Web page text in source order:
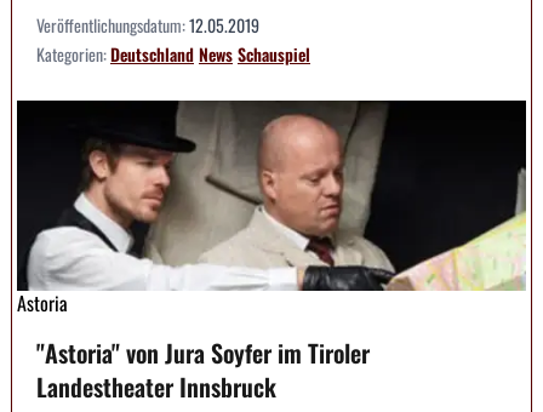
Veröffentlichungsdatum:12.05.2019
Kategorien:DeutschlandNewsSchauspiel
Astoria
"Astoria" von Jura Soyfer im Tiroler
Landestheater Innsbruck